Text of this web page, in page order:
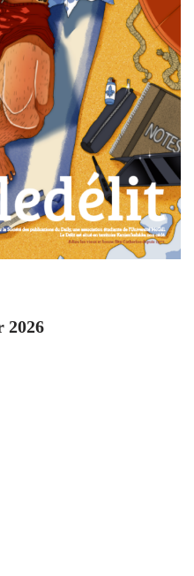
2026